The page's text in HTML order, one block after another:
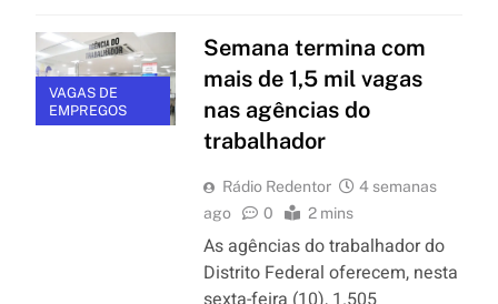
VAGAS DE
EMPREGOS
Semana termina com
mais de 1,5 mil vagas
nas agências do
trabalhador
Rádio Redentor
4 semanas
ago
0 2 mins
As agências do trabalhador do
Distrito Federal oferecem, nesta